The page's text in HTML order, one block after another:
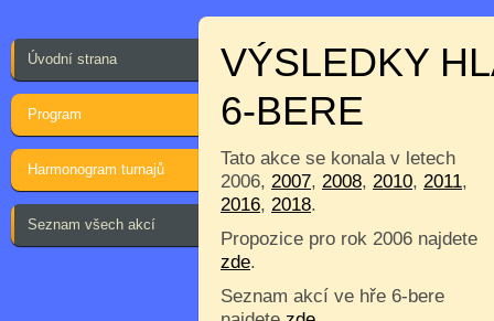
Úvodní strana
Program
Harmonogram turnajů
Seznam všech akcí
VÝSLEDKY
6-BERE
Tato akce se konala v letech
2006, 2007, 2008, 2010, 2011,
2016, 2018.
Propozice pro rok 2006 najdete
zde.
Seznam akcí ve hře 6-bere